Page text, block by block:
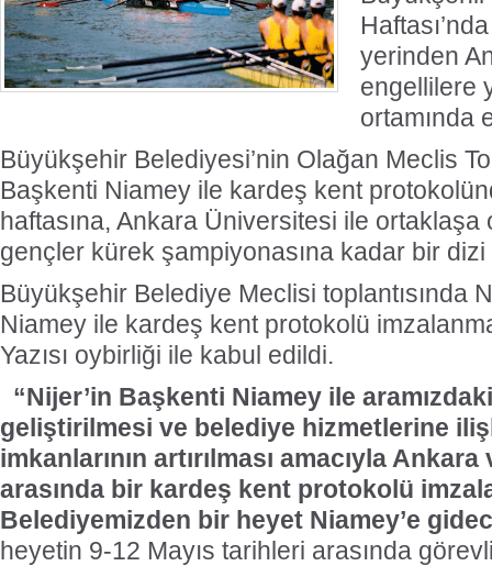
yerinden
engellilere
ortamında
Büyükşehir Belediyesi’nin Olağan Meclis
Başkenti Niamey ile kardeş kent
haftasına, Ankara Üniversitesi ile
gençler kürek şampiyonasına kadar bir dizi
Büyükşehir Belediye Meclisi toplantısında
Niamey ile kardeş kent protokolü
Yazısı oybirliği ile kabul edildi.
“Nijer’in Başkenti Niamey ile
geliştirilmesi ve belediye hizmetlerine
imkanlarının artırılması amacıyla
arasında bir kardeş kent protokolü
Belediyemizden bir heyet Niamey’e
heyetin 9-12 Mayıs tarihleri arasında